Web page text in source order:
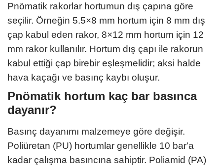
Pnömatik rakorlar hortumun dış çapına göre
seçilir. Örneğin 5.5×8 mm hortum için 8 mm dış
çap kabul eden rakor, 8×12 mm hortum için 12
mm rakor kullanılır. Hortum dış çapı ile rakorun
kabul ettiği çap birebir eşleşmelidir; aksi halde
hava kaçağı ve basınç kaybı oluşur.
Pnömatik hortum kaç bar basınca
dayanır?
Basınç dayanımı malzemeye göre değişir.
Poliüretan (PU) hortumlar genellikle 10 bar'a
kadar çalışma basıncına sahiptir. Poliamid (PA)